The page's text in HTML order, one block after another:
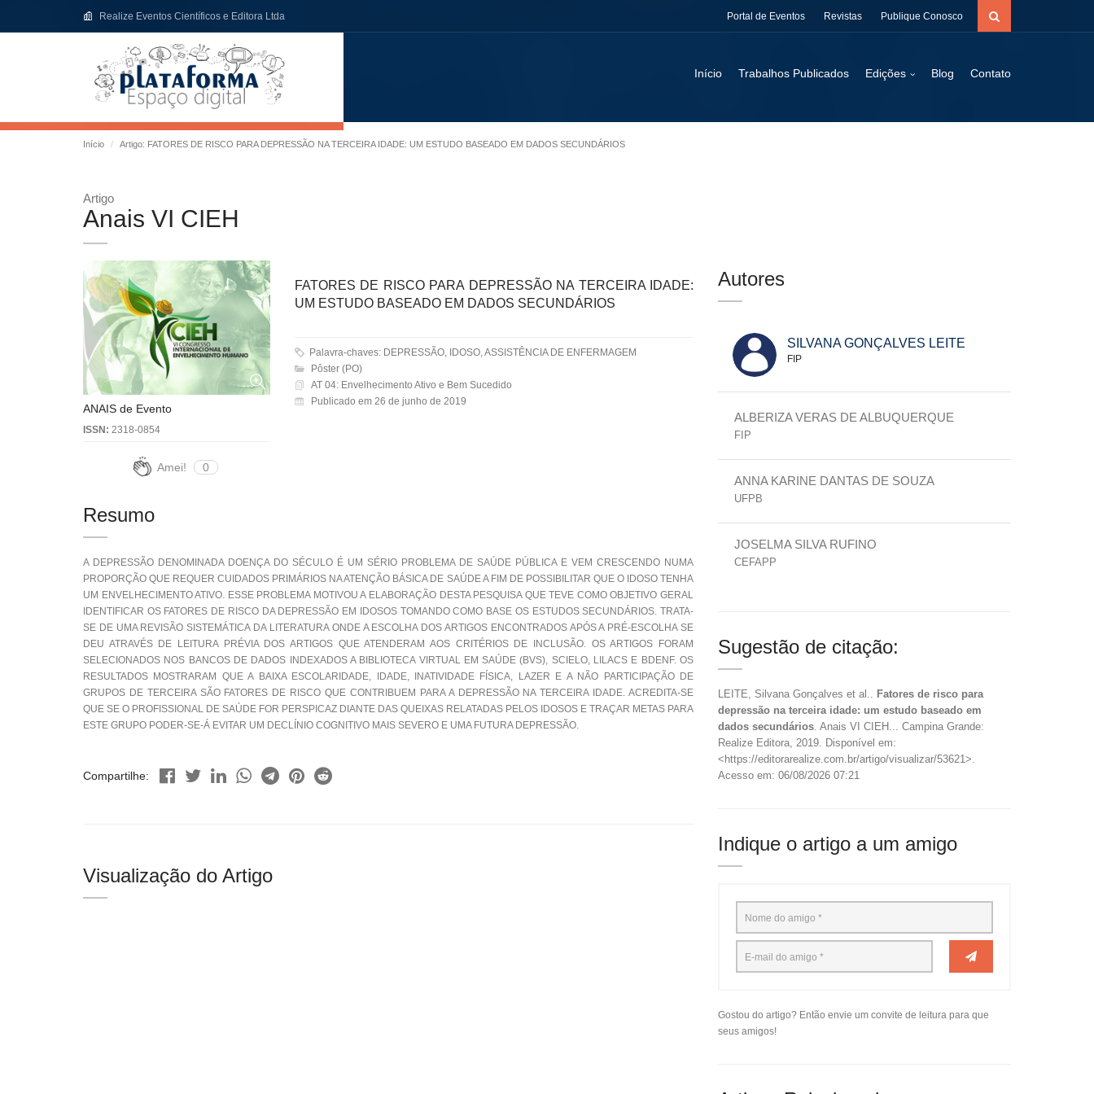
Realize Eventos Científicos e Editora Ltda Portal de Eventos Revistas Publique Conosco
Início Trabalhos Publicados Edições Blog Contato
Início Artigo: FATORES DE RISCO PARA DEPRESSÃO NA TERCEIRA IDADE: UM ESTUDO BASEADO EM DADOS SECUNDÁRIOS
Artigo
Anais VI CIEH
ANAIS de Evento
ISSN: 2318-0854
Amei! 0
FATORES DE RISCO PARA DEPRESSÃO NA TERCEIRA IDADE:
UM ESTUDO BASEADO EM DADOS SECUNDÁRIOS
Palavra-chaves: DEPRESSÃO, IDOSO, ASSISTÊNCIA DE ENFERMAGEM
Pôster (PO)
AT 04: Envelhecimento Ativo e Bem Sucedido
Publicado em 26 de junho de 2019
Resumo
A DEPRESSÃO DENOMINADA DOENÇA DO SÉCULO É UM SÉRIO PROBLEMA DE SAÚDE PÚBLICA E VEM CRESCENDO NUMA
PROPORÇÃO QUE REQUER CUIDADOS PRIMÁRIOS NA ATENÇÃO BÁSICA DE SAÚDE A FIM DE POSSIBILITAR QUE O IDOSO TENHA
UM ENVELHECIMENTO ATIVO. ESSE PROBLEMA MOTIVOU A ELABORAÇÃO DESTA PESQUISA QUE TEVE COMO OBJETIVO GERAL
IDENTIFICAR OS FATORES DE RISCO DA DEPRESSÃO EM IDOSOS TOMANDO COMO BASE OS ESTUDOS SECUNDÁRIOS. TRATA-
SE DE UMA REVISÃO SISTEMÁTICA DA LITERATURA ONDE A ESCOLHA DOS ARTIGOS ENCONTRADOS APÓS A PRÉ-ESCOLHA SE
DEU ATRAVÉS DE LEITURA PRÉVIA DOS ARTIGOS QUE ATENDERAM AOS CRITÉRIOS DE INCLUSÃO. OS ARTIGOS FORAM
SELECIONADOS NOS BANCOS DE DADOS INDEXADOS A BIBLIOTECA VIRTUAL EM SAÚDE (BVS), SCIELO, LILACS E BDENF. OS
RESULTADOS MOSTRARAM QUE A BAIXA ESCOLARIDADE, IDADE, INATIVIDADE FÍSICA, LAZER E A NÃO PARTICIPAÇÃO DE
GRUPOS DE TERCEIRA SÃO FATORES DE RISCO QUE CONTRIBUEM PARA A DEPRESSÃO NA TERCEIRA IDADE. ACREDITA-SE
QUE SE O PROFISSIONAL DE SAÚDE FOR PERSPICAZ DIANTE DAS QUEIXAS RELATADAS PELOS IDOSOS E TRAÇAR METAS PARA
ESTE GRUPO PODER-SE-Á EVITAR UM DECLÍNIO COGNITIVO MAIS SEVERO E UMA FUTURA DEPRESSÃO.
Compartilhe:
Visualização do Artigo
Autores
SILVANA GONÇALVES LEITE
FIP
ALBERIZA VERAS DE ALBUQUERQUE
FIP
ANNA KARINE DANTAS DE SOUZA
UFPB
JOSELMA SILVA RUFINO
CEFAPP
Sugestão de citação:
LEITE, Silvana Gonçalves et al.. Fatores de risco para
depressão na terceira idade: um estudo baseado em
dados secundários. Anais VI CIEH... Campina Grande:
Realize Editora, 2019. Disponível em:
<https://editorarealize.com.br/artigo/visualizar/53621>.
Acesso em: 06/08/2026 07:21
Indique o artigo a um amigo
Gostou do artigo? Então envie um convite de leitura para que
seus amigos!